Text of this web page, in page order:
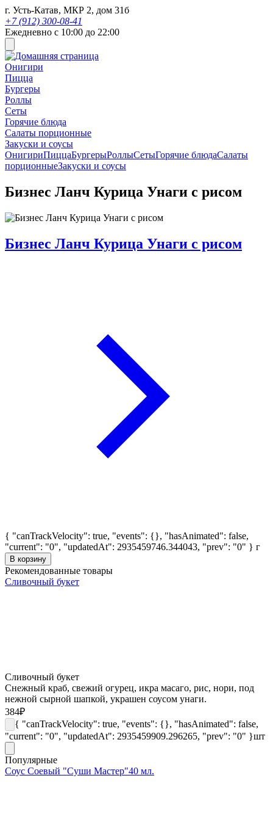
г. Усть-Катав, МКР 2, дом 31б
+7 (912) 300-08-41
Ежедневно с 10:00 до 22:00
Онигири
Пицца
Бургеры
Роллы
Сеты
Горячие блюда
Салаты порционные
Закуски и соусы
ОнигириПиццаБургерыРоллыСетыГорячие блюдаСалаты
порционныеЗакуски и соусы
Бизнес Ланч Курица Унаги с рисом
Бизнес Ланч Курица Унаги с рисом
{ "canTrackVelocity": true, "events": {}, "hasAnimated": false,
"current": "0", "updatedAt": 2935459746.344043, "prev": "0" } г
В корзину
Рекомендованные товары
Сливочный букет
Сливочный букет
Снежный краб, свежий огурец, икра масаго, рис, нори, под
нежной сырной шапкой, украшен соусом унаги.
384₽
{ "canTrackVelocity": true, "events": {}, "hasAnimated": false,
"current": "0", "updatedAt": 2935459909.296265, "prev": "0" }шт
Популярные
Соус Соевый "Суши Мастер"40 мл.